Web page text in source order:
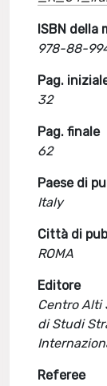
ISBN della
978-88-
Pag.
32
Pag. finale
62
Paese di
Italy
Città di
ROMA
Editore
Centro Alti
di Studi
Referee